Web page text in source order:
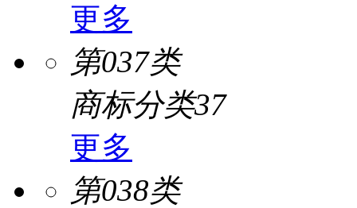
更多
第037类
商标分类37
更多
第038类